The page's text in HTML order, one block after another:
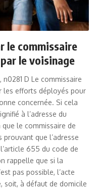
le commissaire
le voisinage
n0281 D Le commissaire
les efforts déployés pour
concernée. Si cela
à l’adresse du
le commissaire de
prouvant que l’adresse
655 du code de
rappelle que si la
pas possible, l’acte
soit, à défaut de domicile